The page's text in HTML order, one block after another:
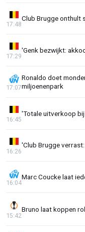
Club Brugge onthult
17:48
'Genk bezwijkt:
17:29
Ronaldo doet
miljoenenpark
17:07
'Totale uitverkoop
16:45
'Club Brugge
16:26
Marc Coucke laat
16:04
Bruno laat koppen
15:42